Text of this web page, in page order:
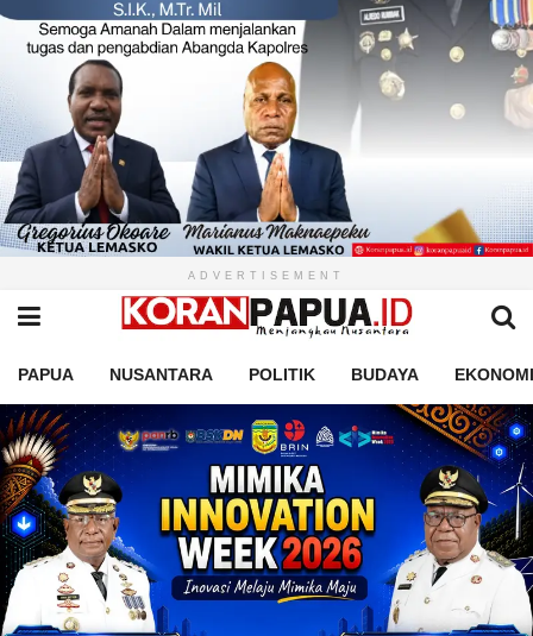
ADVERTISEMENT
PAPUA NUSANTARA POLITIK BUDAYA EKONOMI